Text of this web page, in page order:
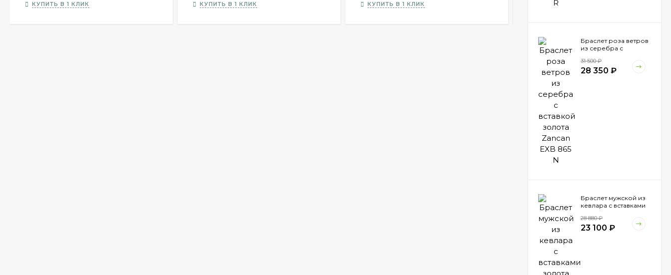
КУПИТЬ В 1 КЛИК КУПИТЬ В 1 КЛИК КУПИТЬ В 1 КЛИК КУПИТЬ В 1 КЛИК
Браслет роза ветров
из серебра с
Zancan EXB 865 N
31 500₽
28 350 ₽
Браслет мужской из
кевлара с вставками
473 BI
28 880₽
23 100 ₽